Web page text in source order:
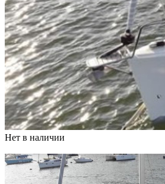
Нет в наличии